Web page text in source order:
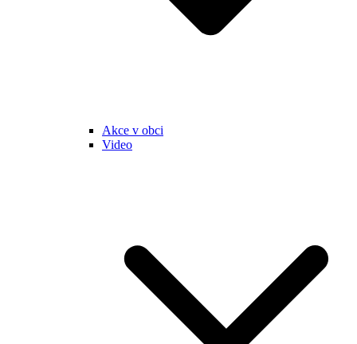
Akce v obci
Video